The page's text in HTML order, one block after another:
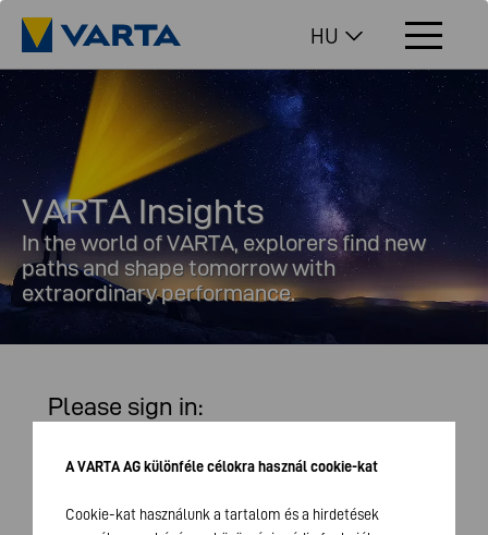
HU
VARTA Insights
In the world of VARTA, explorers find new
paths and shape tomorrow with
extraordinary performance.
Please sign in:
USERNAME
A VARTA AG különféle célokra használ cookie-kat
Cookie-kat használunk a tartalom és a hirdetések